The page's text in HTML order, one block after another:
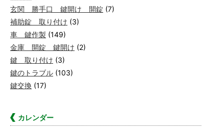
玄関 勝手口 鍵開け 開錠 (7)
補助錠 取り付け (3)
車 鍵作製 (149)
金庫 開錠 鍵開け (2)
鍵 取り付け (3)
鍵のトラブル (103)
鍵交換 (17)
カレンダー